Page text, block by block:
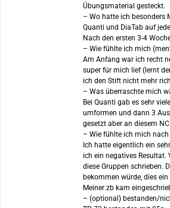
Übungsmaterial gesteckt.
– Wo hatte ich besonders
Quanti und DiaTab auf
Nach den ersten 3-4
– Wie fühlte ich mich
Am Anfang war ich recht
super für mich lief (lernt
ich den Stift nicht mehr
– Was überraschte mich
Bei Quanti gab es sehr
umformen und dann 3
gesetzt aber an diesem
– Wie fühlte ich mich
Ich hatte eigentlich ein
ich ein negatives
diese Gruppen schrieben.
bekommen würde, dies
Meiner zb kam
– (optional) bestanden/